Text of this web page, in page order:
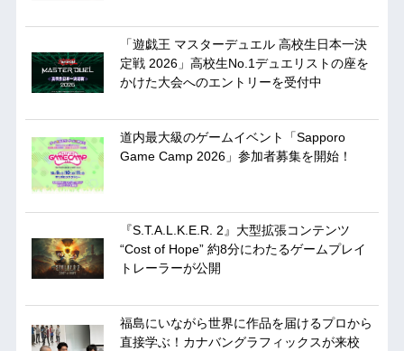
「遊戯王 マスターデュエル 高校生日本一決
定戦 2026」高校生No.1デュエリストの座を
かけた大会へのエントリーを受付中
道内最大級のゲームイベント「Sapporo
Game Camp 2026」参加者募集を開始！
『S.T.A.L.K.E.R. 2』大型拡張コンテンツ
“Cost of Hope” 約8分にわたるゲームプレイ
トレーラーが公開
福島にいながら世界に作品を届けるプロから
直接学ぶ！カナバングラフィックスが来校